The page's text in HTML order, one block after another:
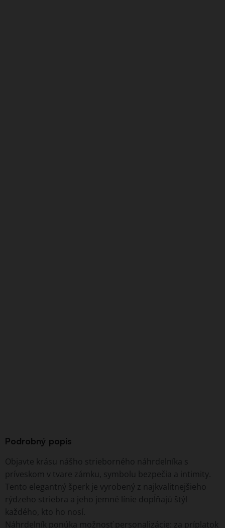
Podrobný popis
Objavte krásu nášho strieborného náhrdelníka s
príveskom v tvare zámku, symbolu bezpečia a intimity.
Tento elegantný šperk je vyrobený z najkvalitnejšieho
rýdzeho striebra a jeho jemné línie dopĺňajú štýl
každého, kto ho nosí.
Náhrdelník ponúka možnosť personalizácie: za príplatok